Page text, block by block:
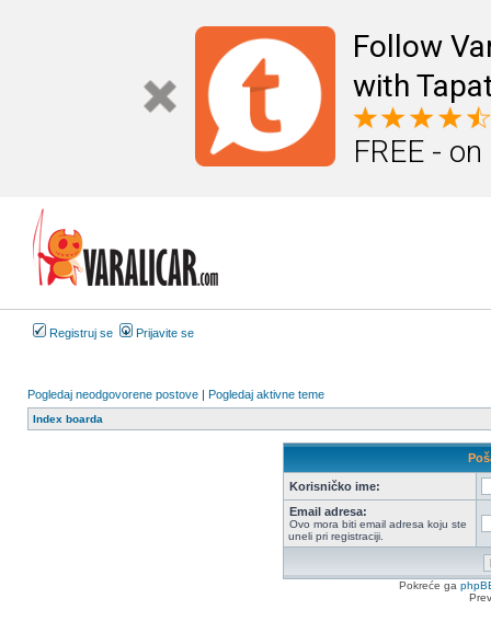
Follow
with
FREE -
Registruj se Prijavite se
Pogledaj neodgovorene postove | Pogledaj aktivne teme
Index boarda
Korisničko ime:
Email adresa:
Ovo mora biti email adresa koju ste
uneli pri registraciji.
Pokreće ga